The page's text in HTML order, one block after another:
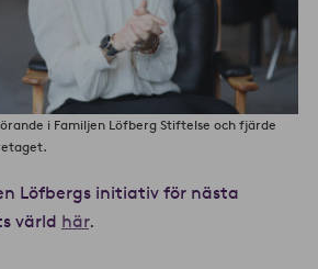
i Familjen Löfberg Stiftelse och fjärde
Löfbergs initiativ för nästa
värld här.